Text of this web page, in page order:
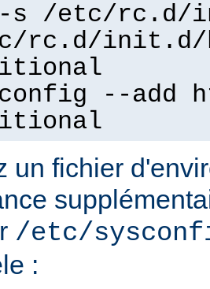
s /etc/rc.d/
rc.d/init.d/
--add
un fichier
/etc/
: